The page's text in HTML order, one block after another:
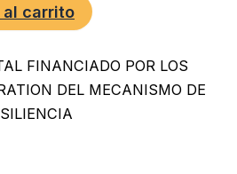
al carrito
FINANCIADO POR LOS
DEL MECANISMO DE